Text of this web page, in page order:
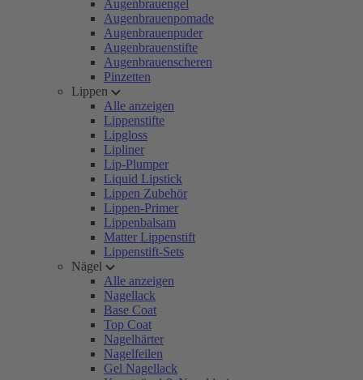
Augenbrauengel
Augenbrauenpomade
Augenbrauenpuder
Augenbrauenstifte
Augenbrauenscheren
Pinzetten
Lippen
Alle anzeigen
Lippenstifte
Lipgloss
Lipliner
Lip-Plumper
Liquid Lipstick
Lippen Zubehör
Lippen-Primer
Lippenbalsam
Matter Lippenstift
Lippenstift-Sets
Nägel
Alle anzeigen
Nagellack
Base Coat
Top Coat
Nagelhärter
Nagelfeilen
Gel Nagellack